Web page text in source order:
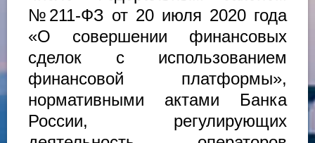
№211-ФЗ от 20 июля 2020 года
«О совершении финансовых
сделок с использованием
финансовой платформы»,
нормативными актами Банка
России, регулирующих